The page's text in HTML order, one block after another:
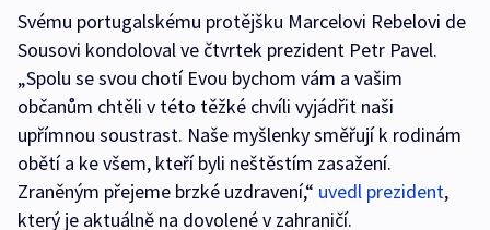
Svému portugalskému protějšku Marcelovi Rebelovi de
Sousovi kondoloval ve čtvrtek prezident Petr Pavel.
„Spolu se svou chotí Evou bychom vám a vašim
občanům chtěli v této těžké chvíli vyjádřit naši
upřímnou soustrast. Naše myšlenky směřují k rodinám
obětí a ke všem, kteří byli neštěstím zasažení.
Zraněným přejeme brzké uzdravení,“ uvedl prezident,
který je aktuálně na dovolené v zahraničí.